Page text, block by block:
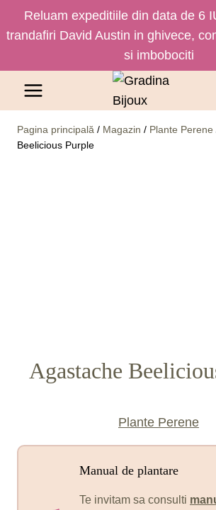
Reluam expeditiile din data de 6
trandafiri David Austin in ghivece,
si imbobociti
Pagina principală / Magazin / Plante Perene
Beelicious Purple
Agastache
Plante Perene
Manual de plantare
Te invitam sa consulti